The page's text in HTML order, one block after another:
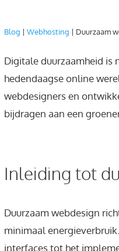
Blog | Webhosting | Duurzaam
Digitale duurzaamheid is
hedendaagse online
webdesigners en
bijdragen aan een
Inleiding tot
Duurzaam webdesign
minimaal
interfaces tot het